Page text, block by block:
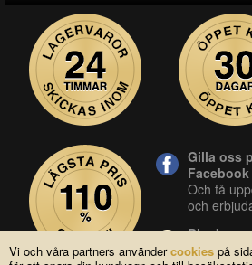
Vi och våra partners användercookies på
Gilla oss
Facebook
Och få
och
Blocket
Vår butik